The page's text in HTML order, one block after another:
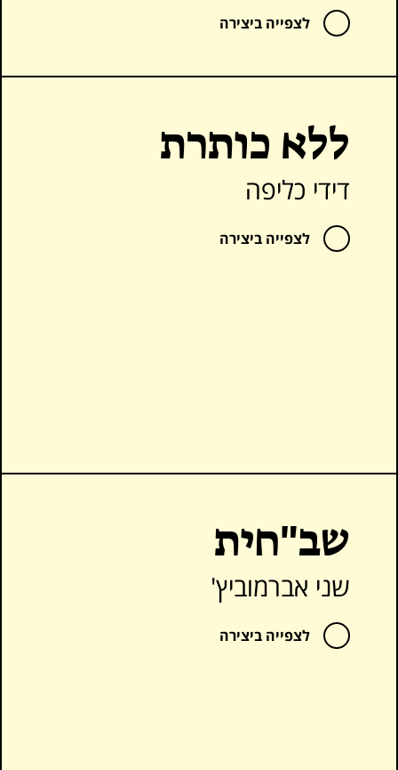
אָדָם
אַתֶּם
צֹאן
אַתֶּם
דְּבַשׁ
רוֹעֶה
לצפייה ביצירה
ללא כותרת
דידי כליפה
לצפייה ביצירה
שב"חית
שני אברמוביץ'
לצפייה ביצירה